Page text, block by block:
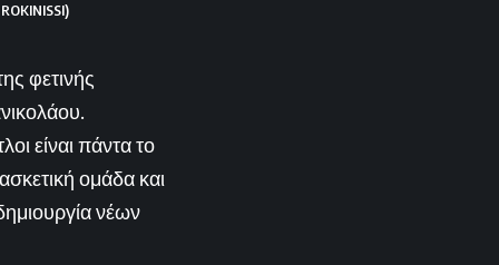
φετινής
είναι πάντα το
ομάδα και
νέων